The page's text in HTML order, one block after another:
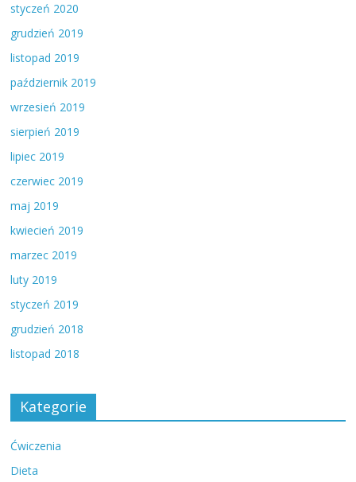
styczeń 2020
grudzień 2019
listopad 2019
październik 2019
wrzesień 2019
sierpień 2019
lipiec 2019
czerwiec 2019
maj 2019
kwiecień 2019
marzec 2019
luty 2019
styczeń 2019
grudzień 2018
listopad 2018
Kategorie
Ćwiczenia
Dieta